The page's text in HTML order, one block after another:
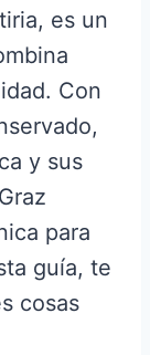
es un
Con
y sus
para
guía, te
cosas